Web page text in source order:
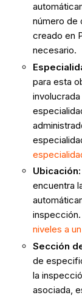
número de
creado en
necesario.
para esta
Ubicación:
encuentra
inspección.
niveles a
Sección
de
la
asociada,